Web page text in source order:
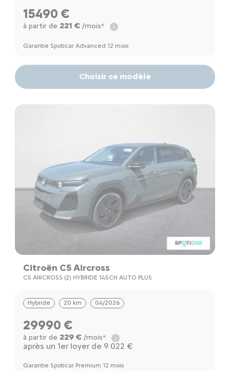
15490 €
à partir de 221 €/mois*
Garantie Spoticar Advanced 12 mois
Choisir ce modèle
Citroën C5 Aircross
C5 AIRCROSS (2) HYBRIDE 145CH AUTO PLUS
Hybride 20 km 04/2026
29990 €
à partir de 229 €/mois*
après un 1er loyer de 9 022 €
Garantie Spoticar Premium 12 mois